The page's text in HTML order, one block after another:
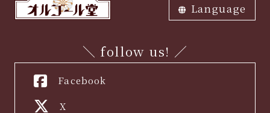
み内容の確認
は新たなサービスの開発を行うこ
と
・ お問い合わせ、ご相談にお
答えすること
Language
＼ follow us! ／
Facebook
X